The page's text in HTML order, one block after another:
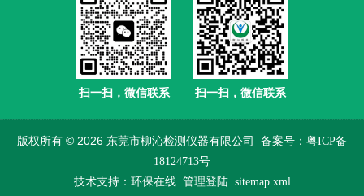
扫一扫，微信联系 扫一扫，微信联系
版权所有 © 2026 东莞市柳沁检测仪器有限公司 备案号：粤ICP备
18124713号
技术支持： 环保在线 管理登陆 sitemap.xml